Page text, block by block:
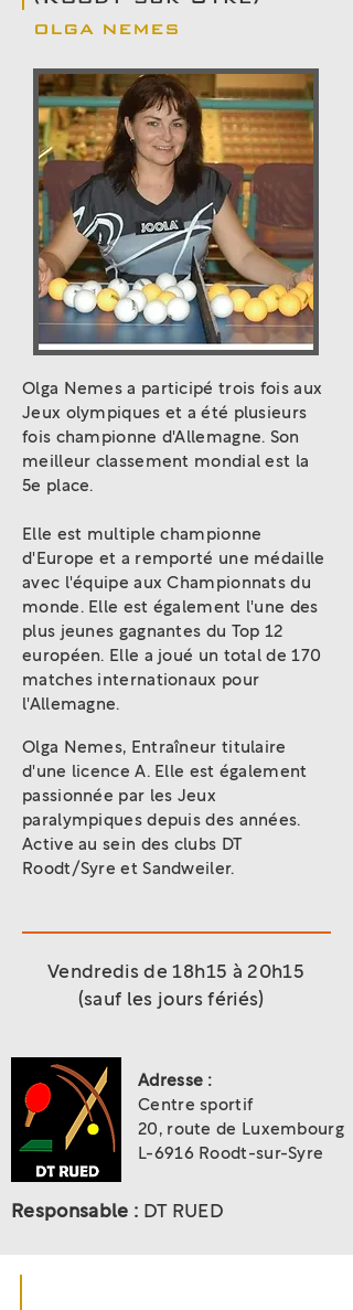
OLGA NEMES
Olga Nemes a participé trois fois aux
Jeux olympiques et a été plusieurs
fois championne d'Allemagne. Son
meilleur classement mondial est la
5e place.
Elle est multiple championne
d'Europe et a remporté une médaille
avec l'équipe aux Championnats du
monde. Elle est également l'une des
plus jeunes gagnantes du Top 12
européen. Elle a joué un total de 170
matches internationaux pour
l'Allemagne.
Olga Nemes, Entraîneur titulaire
d'une licence A. Elle est également
passionnée par les Jeux
paralympiques depuis des années.
Active au sein des clubs DT
Roodt/Syre et Sandweiler.
Vendredis de 18h15 à 20h15
(sauf les jours fériés)
Adresse :
Centre sportif
20, route de Luxembourg
L-6916 Roodt-sur-Syre
Responsable : DT RUED